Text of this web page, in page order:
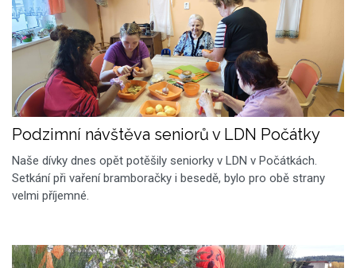
Podzimní návštěva seniorů v LDN Počátky
Naše dívky dnes opět potěšily seniorky v LDN v Počátkách.
Setkání při vaření bramboračky i besedě, bylo pro obě strany
velmi příjemné.